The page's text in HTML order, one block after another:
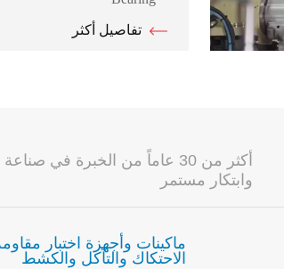
تفاصيل أكثر
أكثر من 30 عاماً من الخبرة في
وابتكار مستمر
ماكينات وأجهزة اختبار
الاحتكاك والتآكل والكشط